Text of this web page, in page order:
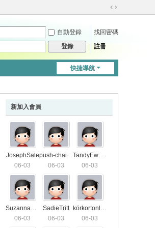
切
到
自動登錄
找回密碼
登錄 註冊
快捷導航
新加入會員
JosephSale
06-03
push-chair7571
06-03
TandyEwald
06-03
SuzannaS01
06-03
SadieTritt
06-03
körkortonline4406
06-03